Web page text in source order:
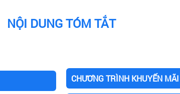
NỘI DUNG TÓM TẮT
CHƯƠNG TRÌNH KHUYẾN